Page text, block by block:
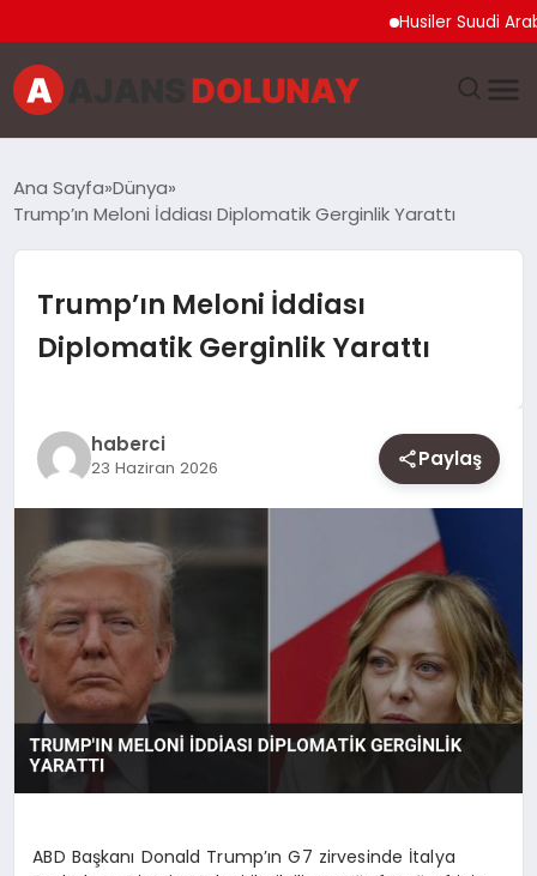
Husiler Suudi
EĞITIM
EKONOMI
GENEL
MAGAZIN
SAĞLIK
SIYASET
SPOR
YAŞAM
Ana Sayfa Dünya
Trump’ın Meloni İddiası Diplomatik Gerginlik Yarattı
Trump’ın Meloni İddiası
Diplomatik Gerginlik Yarattı
haberci
23 Haziran 2026 Paylaş
ABD Başkanı Donald Trump’ın G7 zirvesinde İtalya